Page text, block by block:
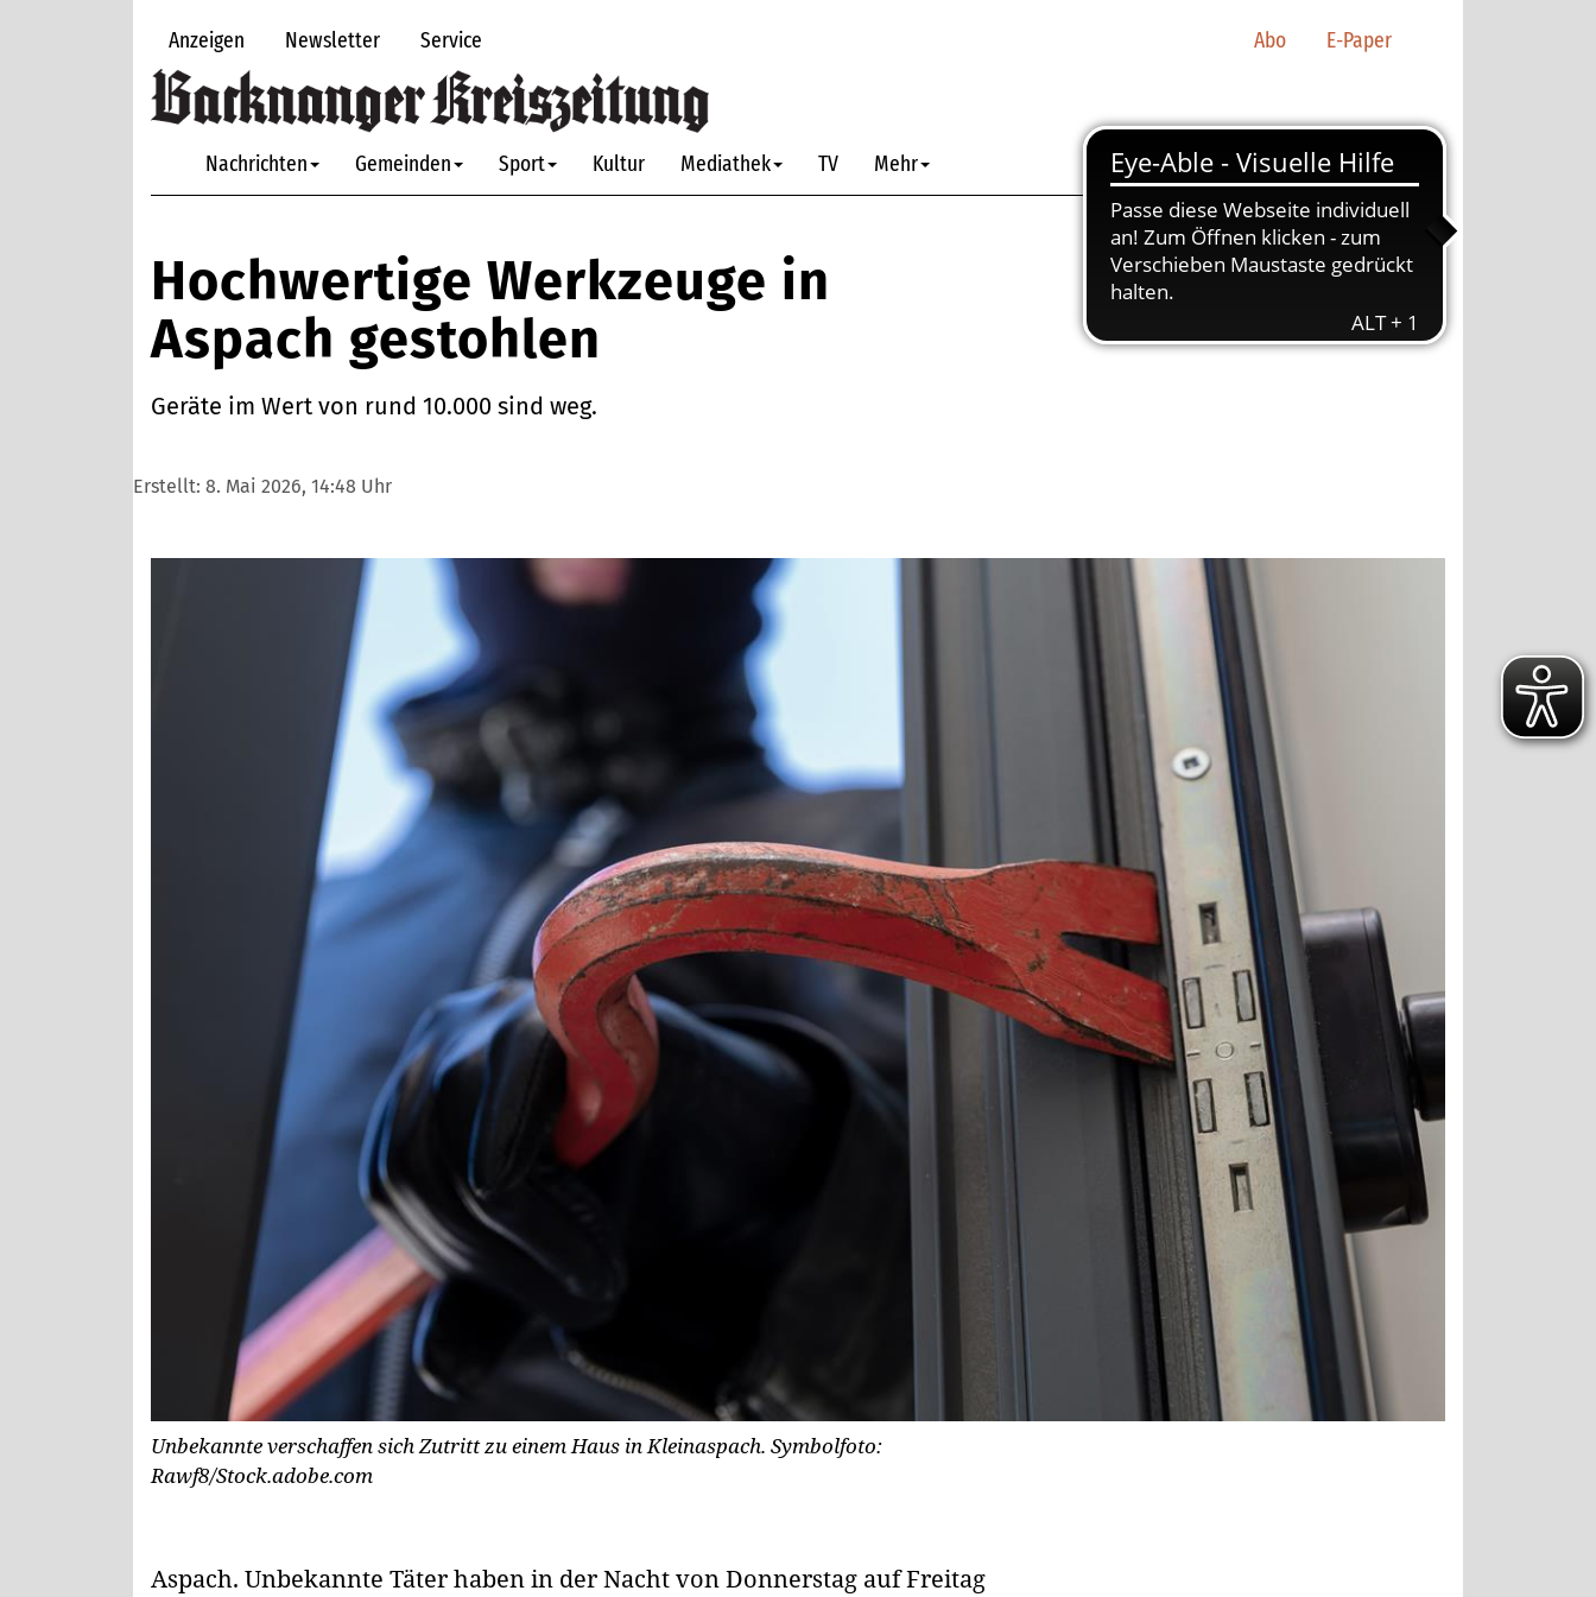
Anzeigen Newsletter Service Abo E-Paper
Nachrichten Gemeinden Sport Kultur Mediathek TV Mehr
Hochwertige Werkzeuge in
Aspach gestohlen
Geräte im Wert von rund 10.000 sind weg.
Erstellt: 8. Mai 2026, 14:48 Uhr
Unbekannte verschaffen sich Zutritt zu einem Haus in Kleinaspach. Symbolfoto:
Rawf8/Stock.adobe.com
Aspach. Unbekannte Täter haben in der Nacht von Donnerstag auf Freitag